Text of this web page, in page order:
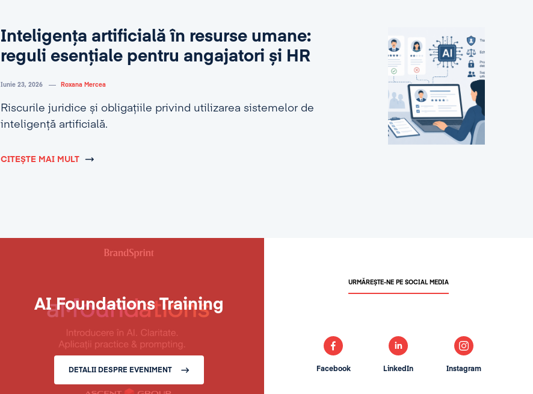
Inteligența artificială în resurse umane:
reguli esențiale pentru angajatori și HR
Iunie 23, 2026 Roxana Mercea
Riscurile juridice și obligațiile privind utilizarea sistemelor de
inteligență artificială.
CITEȘTE MAI MULT
AI Foundations Training
DETALII DESPRE EVENIMENT
URMĂREȘTE-NE PE SOCIAL MEDIA
Facebook LinkedIn Instagram